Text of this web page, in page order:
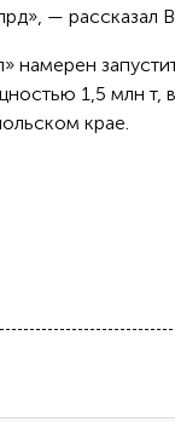
— рассказал
намерен
1,5 млн т,
крае.